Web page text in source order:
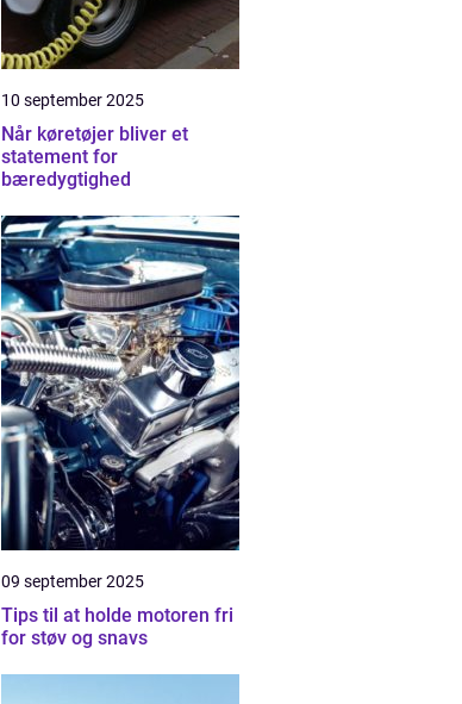
10 september 2025
Når køretøjer bliver et
statement for
bæredygtighed
09 september 2025
Tips til at holde motoren fri
for støv og snavs